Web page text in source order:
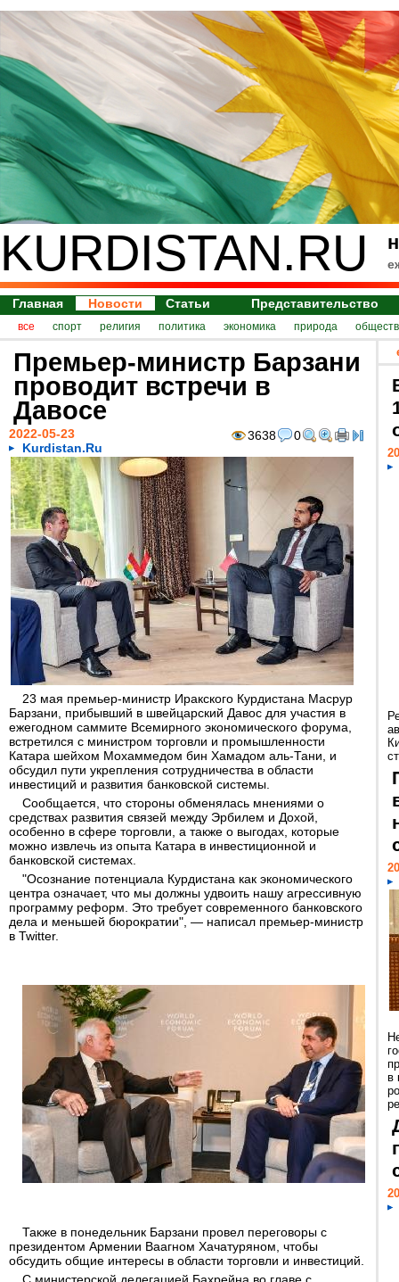
KURDISTAN.RU
Главная Новости Статьи Представительство
все спорт религия политика экономика природа
Премьер-министр Барзани
проводит встречи в
Давосе
3638 0
2022-05-23
Kurdistan.Ru
23 мая премьер-министр Иракского Курдистана Масрур
Барзани, прибывший в швейцарский Давос для участия в
ежегодном саммите Всемирного экономического форума,
встретился с министром торговли и промышленности
Катара шейхом Мохаммедом бин Хамадом аль-Тани, и
обсудил пути укрепления сотрудничества в области
инвестиций и развития банковской системы.
Сообщается, что стороны обменялась мнениями о
средствах развития связей между Эрбилем и Дохой,
особенно в сфере торговли, а также о выгодах, которые
можно извлечь из опыта Катара в инвестиционной и
банковской системах.
"Осознание потенциала Курдистана как экономического
центра означает, что мы должны удвоить нашу агрессивную
программу реформ. Это требует современного банковского
дела и меньшей бюрократии", — написал премьер-министр
в Twitter.
Также в понедельник Барзани провел переговоры с
президентом Армении Ваагном Хачатуряном, чтобы
обсудить общие интересы в области торговли и инвестиций.
в